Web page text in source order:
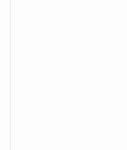
اور ہم" کے مصنف کا
تضیٰ ملک